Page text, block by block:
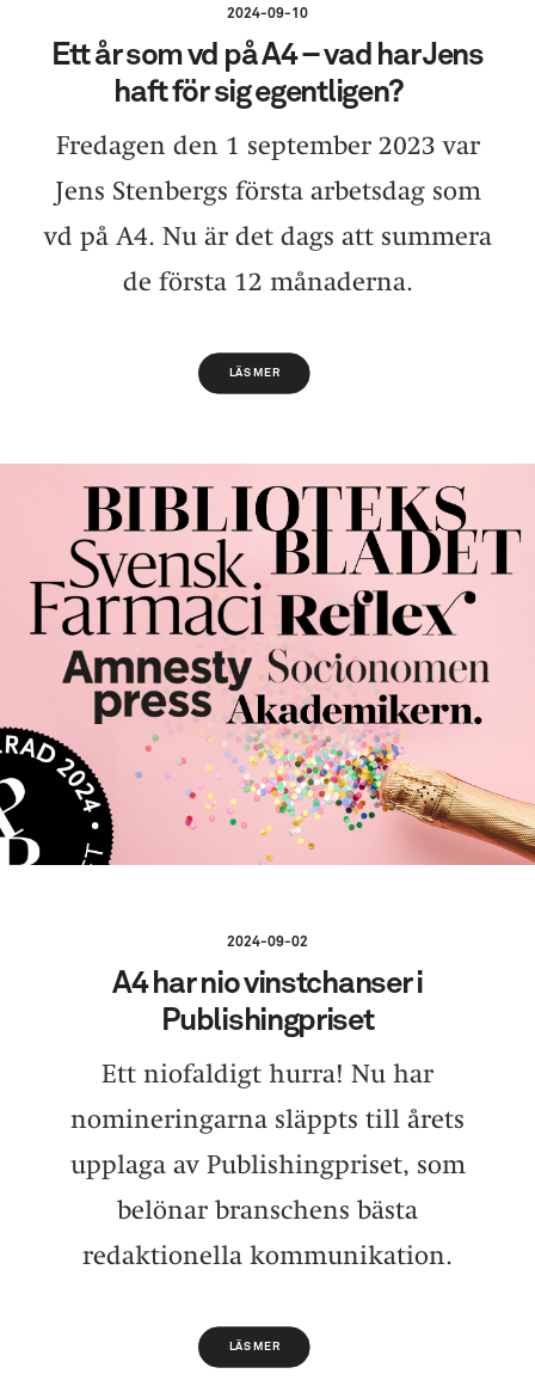
2024-09-10
Ett år som vd på A4 – vad har Jens
haft för sig egentligen?
Fredagen den 1 september 2023 var
Jens Stenbergs första arbetsdag som
vd på A4. Nu är det dags att summera
de första 12 månaderna.
LÄS MER
2024-09-02
A4 har nio vinstchanser i
Publishingpriset
Ett niofaldigt hurra! Nu har
nomineringarna släppts till årets
upplaga av Publishingpriset, som
belönar branschens bästa
redaktionella kommunikation.
LÄS MER